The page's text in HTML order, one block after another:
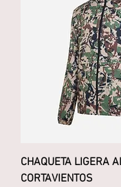
CHAQUETA LIGERA
CORTAVIENTOS